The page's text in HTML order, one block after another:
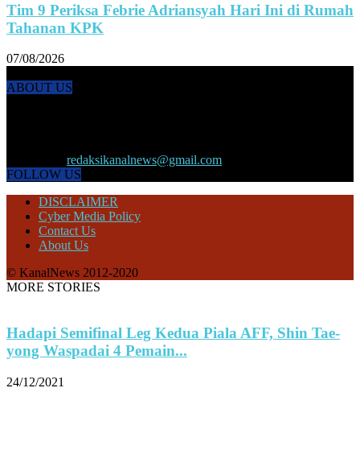
Tim 9 Periksa Febrie Adriansyah Hari Ini di Rumah
Tahanan KPK
07/08/2026
ABOUT US
redaksikanalnews@gmail.com
FOLLOW US
DISCLAIMER
Cyber Media Policy
Contact Us
About Us
© KanalNews 2012-2020
MORE STORIES
Hadapi Semifinal Leg Kedua Piala AFF, Shin Tae-
yong Waspadai 4 Pemain...
24/12/2021